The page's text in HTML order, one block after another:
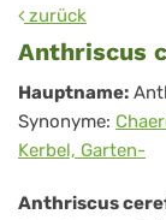
zurück
Anthriscus
Hauptname:
Synonyme:
Kerbel, Garten-
Anthriscus